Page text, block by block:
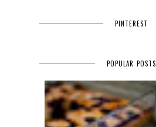
PINTEREST
POPULAR POSTS